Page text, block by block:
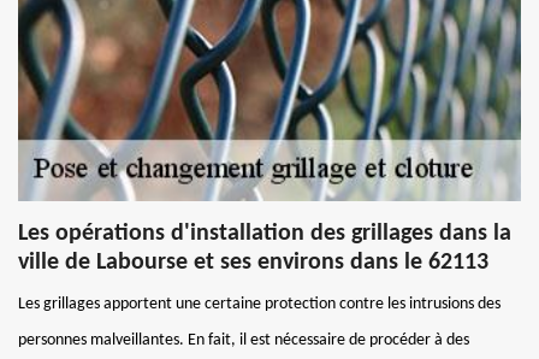
Les opérations d'installation des grillages dans la
ville de Labourse et ses environs dans le 62113
Les grillages apportent une certaine protection contre les intrusions des
personnes malveillantes. En fait, il est nécessaire de procéder à des